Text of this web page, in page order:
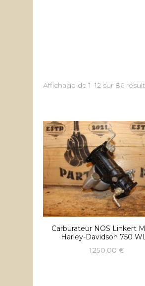
Affichage de 1–12 sur 86
Carburateur NOS Linkert
Harley-Davidson 750
1250,00 €